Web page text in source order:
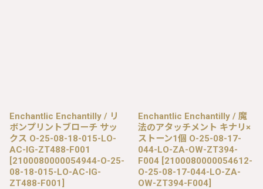
Enchantlic Enchantilly / リ
ボンプリントブローチ サッ
クス O-25-08-18-015-LO-
AC-IG-ZT488-F001
[2100080000054944-O-25-
08-18-015-LO-AC-IG-
ZT488-F001 ]
Enchantlic Enchantilly / 魔
法のアタッチメント キナリ×
ストーン1個 O-25-08-17-
044-LO-ZA-OW-ZT394-
F004 [2100080000054612-
O-25-08-17-044-LO-ZA-
OW-ZT394-F004]